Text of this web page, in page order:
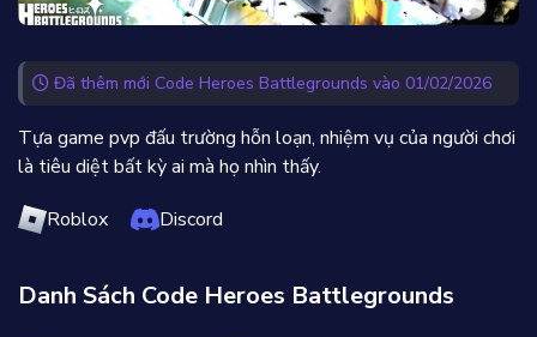
Đã thêm mới Code Heroes Battlegrounds vào 01/02/2026
Tựa game pvp đấu trường hỗn loạn, nhiệm vụ của người chơi
là tiêu diệt bất kỳ ai mà họ nhìn thấy.
Roblox
Discord
Danh Sách Code Heroes Battlegrounds